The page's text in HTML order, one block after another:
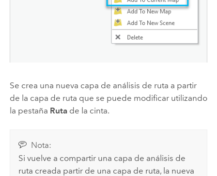
Se crea una nueva capa de análisis de ruta a partir
de la capa de ruta que se puede modificar utilizando
la pestaña Rutade la cinta.
Nota:
Si vuelve a compartir una capa de análisis de
ruta creada partir de una capa de ruta, la nueva